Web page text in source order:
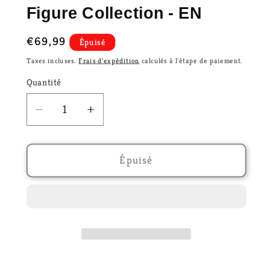
Figure Collection - EN
Prix
habituel
€69,99 Épuisé
Taxes incluses.Frais d'expédition calculés à l'étape de paiement.
Quantité
Réduire
la
quantité
Crown
Zamazenta
Augmenter
la
quantité
Crown
Zamazenta
Épuisé